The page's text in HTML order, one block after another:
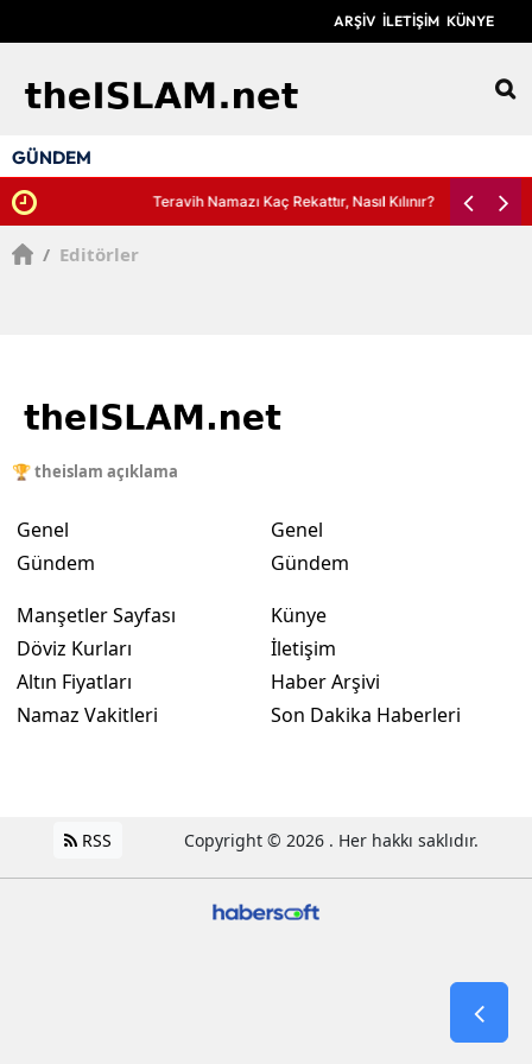
ARŞİV İLETİŞİM KÜNYE
GÜNDEM
Teravih Namazı Kaç Rekattır, Nasıl Kılınır?
/ Editörler
🏆 theislam açıklama
Genel
Gündem
Genel
Gündem
Manşetler Sayfası
Döviz Kurları
Altın Fiyatları
Namaz Vakitleri
Künye
İletişim
Haber Arşivi
Son Dakika Haberleri
RSS Copyright © 2026 . Her hakkı saklıdır.